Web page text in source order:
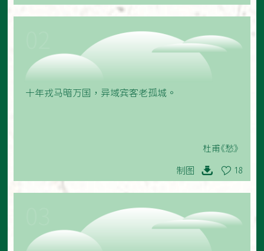
十年戎马暗万国，异域宾客老孤城。
杜甫《愁》
制图 18